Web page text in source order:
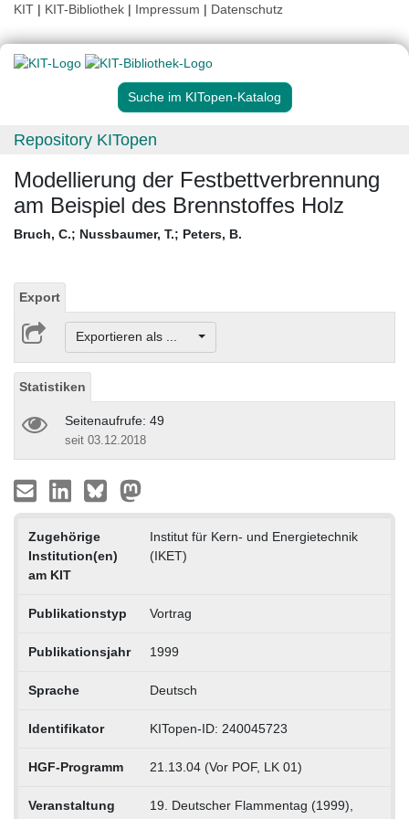
KIT | KIT-Bibliothek | Impressum | Datenschutz
Suche im KITopen-Katalog
Repository KITopen
Modellierung der Festbettverbrennung
am Beispiel des Brennstoffes Holz
Bruch, C.; Nussbaumer, T.; Peters, B.
Export
Exportieren als ...
Statistiken
Seitenaufrufe: 49
seit 03.12.2018
Zugehörige
Institution(en)
am KIT
Institut für Kern- und Energietechnik
(IKET)
Publikationstyp Vortrag
Publikationsjahr 1999
Sprache Deutsch
Identifikator KITopen-ID: 240045723
HGF-Programm 21.13.04 (Vor POF, LK 01)
Veranstaltung
19. Deutscher Flammentag (1999),